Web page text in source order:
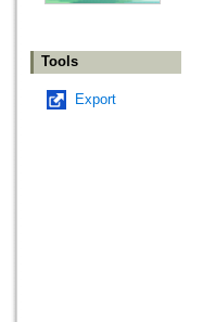
Tools
Export